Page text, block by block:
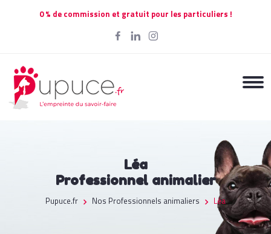
0 % de commission et gratuit pour les particuliers !
Léa
Professionnel animalier
Pupuce.fr Nos Professionnels animaliers Léa